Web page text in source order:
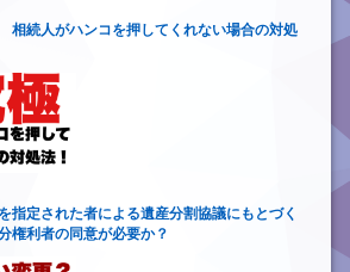
相続人がハンコを押してくれない場合の対処
指定された者による遺産分割協議にもとづく
権利者の同意が必要か？